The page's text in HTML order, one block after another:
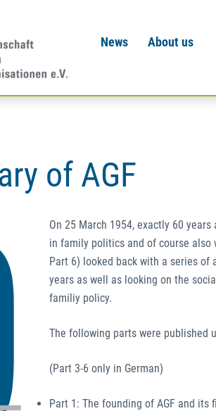
News About us
of AGF
On 25 March 1954, exactly 60
in family politics and of course also
Part 6) looked back with a series of
years as well as looking on the
familiy policy.
The following parts were published
(Part 3-6 only in German)
Part 1: The founding of AGF and its